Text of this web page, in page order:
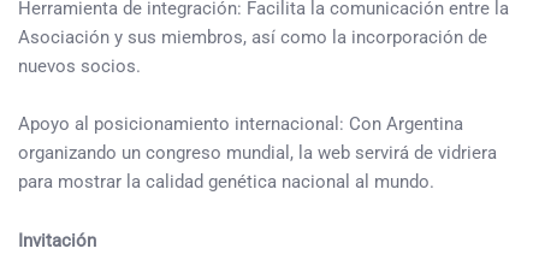
Herramienta de integración: Facilita la comunicación entre la
Asociación y sus miembros, así como la incorporación de
nuevos socios.
Apoyo al posicionamiento internacional: Con Argentina
organizando un congreso mundial, la web servirá de vidriera
para mostrar la calidad genética nacional al mundo.
Invitación